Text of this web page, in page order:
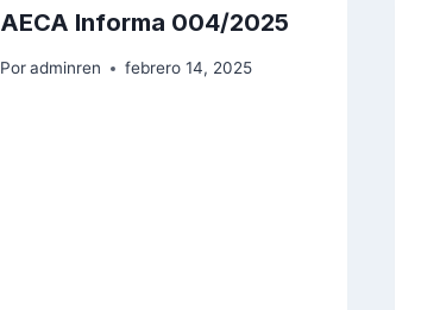
AECA Informa 004/2025
Por adminren febrero 14, 2025